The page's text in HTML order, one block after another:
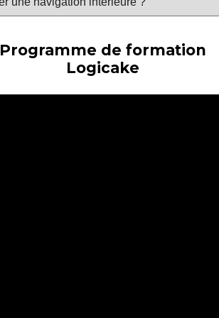
Programme de formation
Logicake